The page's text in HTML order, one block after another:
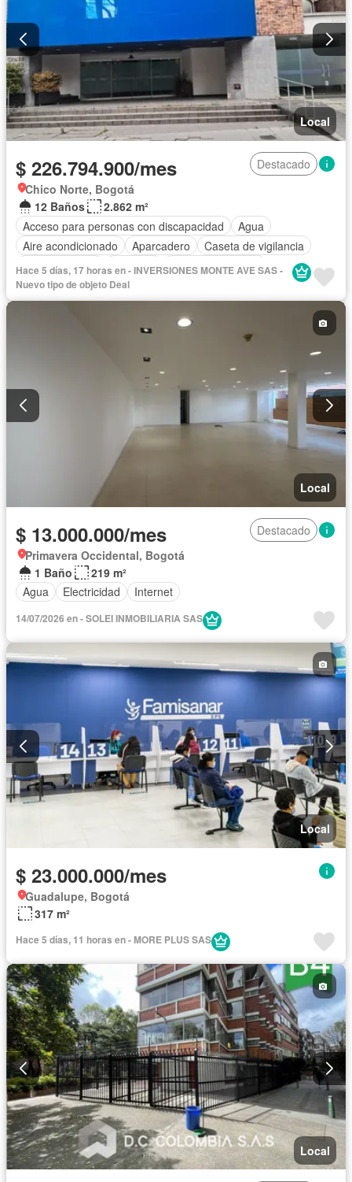
Local
$ 226.794.900/mes
Destacado
Chico Norte, Bogotá
12 Baños
2.862 m²
Acceso para personas con discapacidad
Agua
Aire acondicionado
Aparcadero
Caseta de vigilancia
Cocina integral
Depósito
Seguridad privada
Tanque de agua
Hace 5 días, 17 horas en - INVERSIONES MONTE AVE SAS -
Nuevo tipo de objeto Deal
Local
$ 13.000.000/mes
Destacado
Primavera Occidental, Bogotá
1 Baño
219 m²
Agua
Electricidad Internet
14/07/2026 en - SOLEI INMOBILIARIA SAS
Local
$ 23.000.000/mes
Guadalupe, Bogotá
317 m²
Hace 5 días, 11 horas en - MORE PLUS SAS
Local